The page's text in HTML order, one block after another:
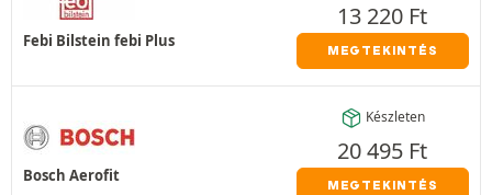
Febi Bilstein febi Plus
13 220 Ft
MEGTEKINTÉS
Bosch Aerofit
Készleten
20 495 Ft
MEGTEKINTÉS